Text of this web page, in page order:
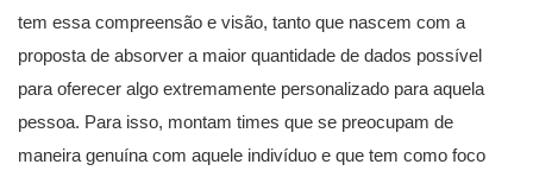
tem essa compreensão e visão, tanto que nascem com a
proposta de absorver a maior quantidade de dados possível
para oferecer algo extremamente personalizado para aquela
pessoa. Para isso, montam times que se preocupam de
maneira genuína com aquele indivíduo e que tem como foco